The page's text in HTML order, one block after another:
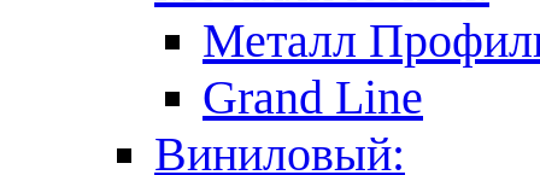
Металл
Grand Line
Виниловый: